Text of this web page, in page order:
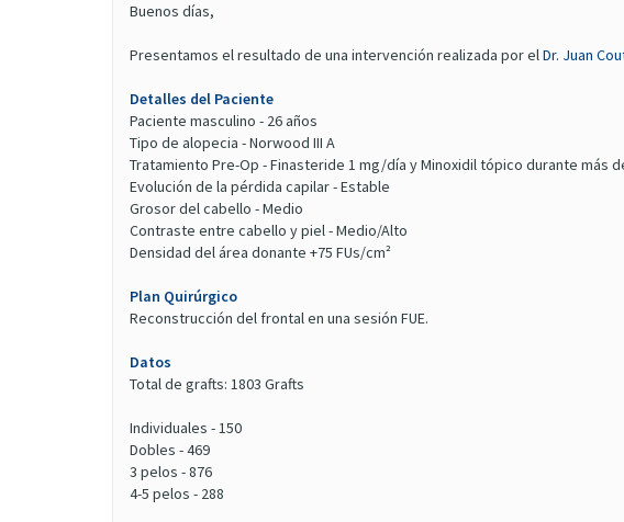
Buenos días,
Presentamos el resultado de una intervención realizada por elDr. Juan
Detalles del Paciente
Paciente masculino - 26 años
Tipo de alopecia - Norwood III A
Tratamiento Pre-Op - Finasteride 1 mg/día y Minoxidil tópico durante más
Evolución de la pérdida capilar - Estable
Grosor del cabello - Medio
Contraste entre cabello y piel - Medio/Alto
Densidad del área donante +75 FUs/cm²
Plan Quirúrgico
Reconstrucción del frontal en una sesión FUE.
Datos
Total de grafts: 1803 Grafts
Individuales - 150
Dobles - 469
3 pelos - 876
4-5 pelos - 288